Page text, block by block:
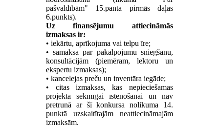
pašvaldībām" 15.panta pirmās daļas
6.punkts).
Uz finansējumu attiecināmās
izmaksas ir:
• iekārtu, aprīkojuma vai telpu īre;
• samaksa par pakalpojumu sniegšanu,
konsultācijām (piemēram, lektoru un
ekspertu izmaksas);
• kancelejas preču un inventāra iegāde;
• citas izmaksas, kas nepieciešamas
projekta sekmīgai īstenošanai un nav
pretrunā ar šī konkursa nolikuma 14.
punktā uzskaitītajām neattiecināmajām
izmaksām.